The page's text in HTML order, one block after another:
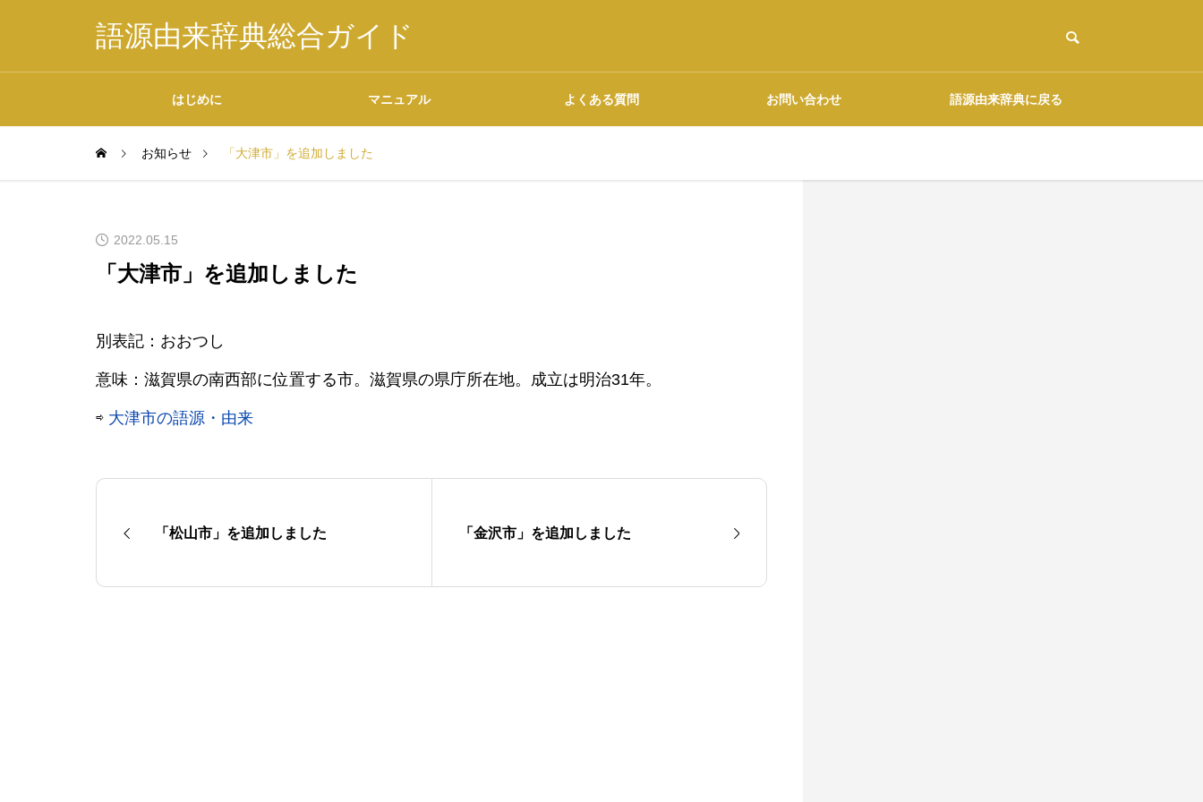
語源由来辞典総合ガイド
はじめに マニュアル よくある質問 お問い合わせ 語源由来辞典に戻る
お知らせ 「大津市」を追加しました
2022.05.15
「大津市」を追加しました
別表記：おおつし
意味：滋賀県の南西部に位置する市。滋賀県の県庁所在地。成立は明治31年。
⇨ 大津市の語源・由来
「松山市」を追加しました 「金沢市」を追加しました